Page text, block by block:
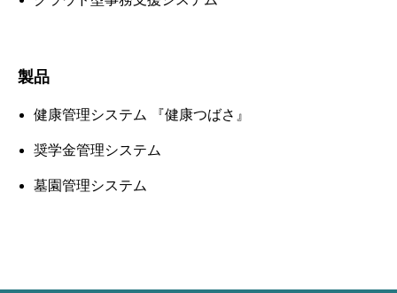
製品
健康管理システム 『健康つばさ』
奨学金管理システム
墓園管理システム